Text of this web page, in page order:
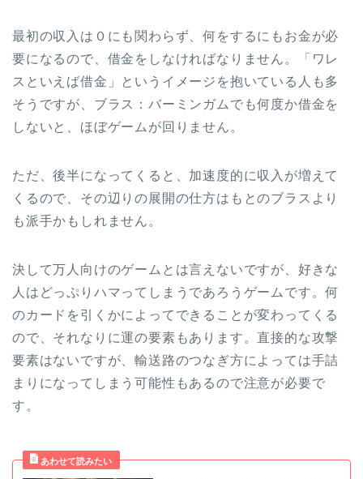
最初の収入は０にも関わらず、何をするにもお金が必
要になるので、借金をしなければなりません。「ワレ
スといえば借金」というイメージを抱いている人も多
そうですが、ブラス：バーミンガムでも何度か借金を
しないと、ほぼゲームが回りません。
ただ、後半になってくると、加速度的に収入が増えて
くるので、その辺りの展開の仕方はもとのブラスより
も派手かもしれません。
決して万人向けのゲームとは言えないですが、好きな
人はどっぷりハマってしまうであろうゲームです。何
のカードを引くかによってできることが変わってくる
ので、それなりに運の要素もあります。直接的な攻撃
要素はないですが、輸送路のつなぎ方によっては手詰
まりになってしまう可能性もあるので注意が必要で
す。